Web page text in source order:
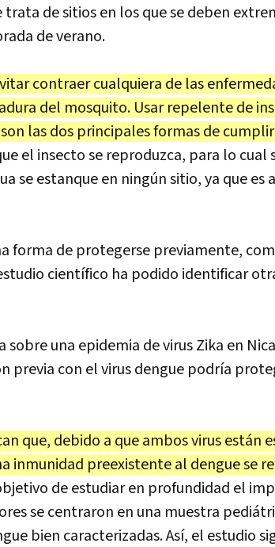
de sitios en los que se deben
de verano.
contraer cualquiera de las
del mosquito. Usar repelente de
las dos principales formas de
el insecto se reproduzca, para lo cual
se estanque en ningún sitio, ya que es
forma de protegerse previamente,
científico ha podido identificar
una epidemia de virus Zika en
previa con el virus dengue podría
que, debido a que ambos virus están
inmunidad preexistente al dengue se
de estudiar en profundidad el
se centraron en una muestra
bien caracterizadas. Así, el estudio